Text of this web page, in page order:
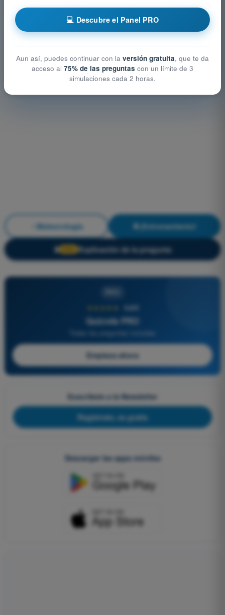
Meteorología ¡Entrenamiento!
🔒 Explicación de la pregunta
4,6/5
Quizvds PRO
Empieza ahora
Suscríbete a la Newsletter
Regístrate, es gratis
Descargar las apps móviles
💻 Descubre el Panel PRO
Aun así, puedes continuar con la versión gratuita, que te da
acceso al 75% de las preguntas con un límite de 3
simulaciones cada 2 horas.